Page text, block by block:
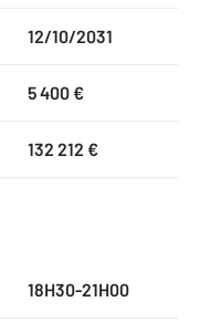
12/10/2031
5 400 €
132 212 €
18H30-21H00